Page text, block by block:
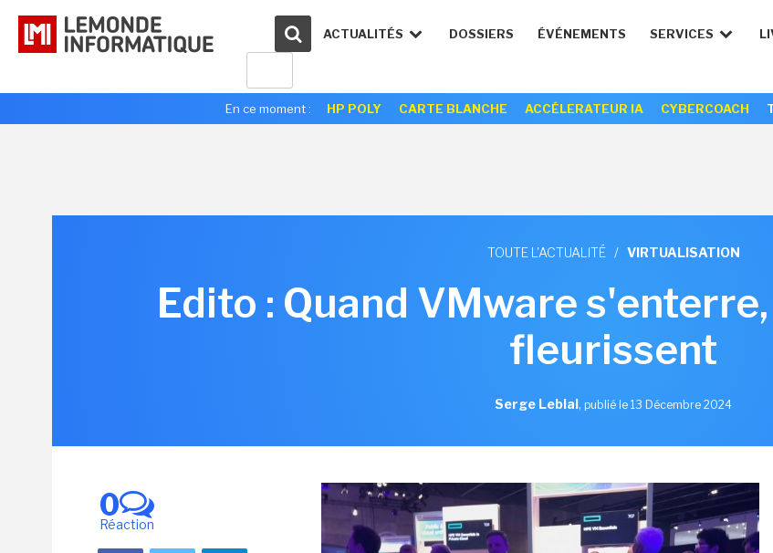
ACTUALITÉS DOSSIERS ÉVÉNEMENTS SERVICES
En ce moment : HP POLY CARTE BLANCHE ACCÉLERATEUR IA CYBERCOACH
TOUTE L'ACTUALITÉ / VIRTUALISATION
Edito : Quand VMware
fleurissent
Serge Leblal, publié le 13 Décembre 2024
0
Réaction